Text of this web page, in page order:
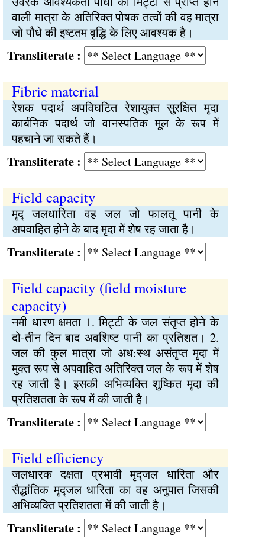
वाली मात्रा के अतिरिक्‍त पोषक तत्वों की वह मात्रा
जो पौधे की इष्‍टतम वृद्धि के लिए आवश्यक है।
:
Fibric material
रेशक पदार्थ अपविघटित रेशायुक्‍त सुरक्षित मृदा
कार्बनिक पदार्थ जो वानस्पतिक मूल के रूप में
पहचाने जा सकते हैं।
:
Field capacity
मृद्‍ जलधारिता वह जल जो फालतू पानी के
अपवाहित होने के बाद मृदा में शेष रह जाता है।
:
Field capacity (field moisture
capacity)
नमी धारण क्षमता 1. मिट्‍टी के जल संतृप्‍त होने के
दो-तीन दिन बाद अवशिष्‍ट पानी का प्रतिशत। 2.
जल की कुल मात्रा जो अध:स्थ असंतृप्‍त मृदा में
मुक्‍त रूप से अपवाहित अतिरिक्‍त जल के रूप में शेष
रह जाती है। इसकी अभिव्यक्‍ति शुष्कित मृदा की
प्रतिशतता के रूप में की जाती है।
:
Field efficiency
जलधारक दक्षता प्रभावी मृद्‍जल धारिता और
सैद्धांतिक मृद्‍जल धारिता का वह अनुपात जिसकी
अभिव्यक्‍ति प्रतिशतता में की जाती है।
: